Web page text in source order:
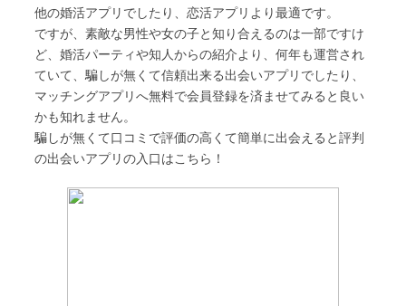
他の婚活アプリでしたり、恋活アプリより最適です。
ですが、素敵な男性や女の子と知り合えるのは一部ですけ
ど、婚活パーティや知人からの紹介より、何年も運営され
ていて、騙しが無くて信頼出来る出会いアプリでしたり、
マッチングアプリへ無料で会員登録を済ませてみると良い
かも知れません。
騙しが無くて口コミで評価の高くて簡単に出会えると評判
の出会いアプリの入口はこちら！